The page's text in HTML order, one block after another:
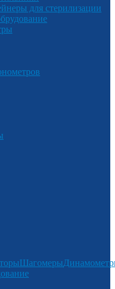
для стерилизации
Шагомеры